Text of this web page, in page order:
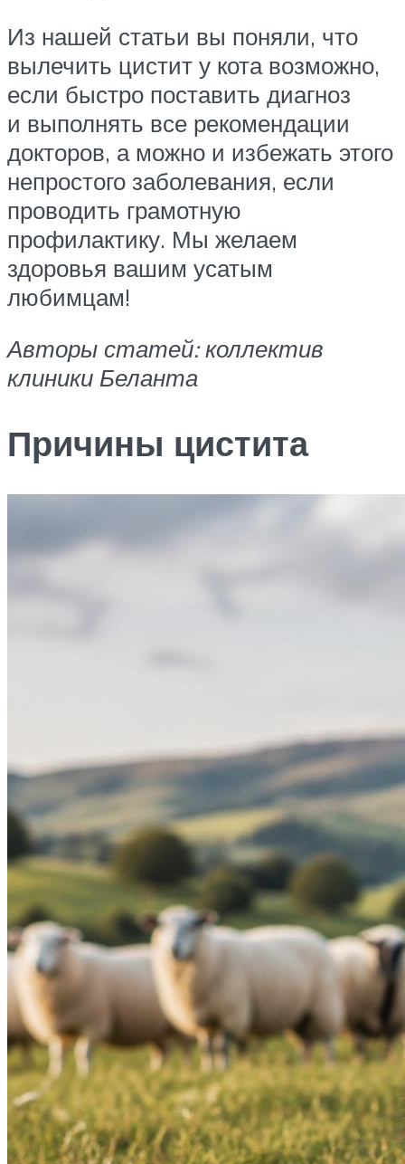
Из нашей статьи вы поняли, что
вылечить цистит у кота возможно,
если быстро поставить диагноз
и выполнять все рекомендации
докторов, а можно и избежать этого
непростого заболевания, если
проводить грамотную
профилактику. Мы желаем
здоровья вашим усатым
любимцам!
Авторы статей: коллектив
клиники Беланта
Причины цистита